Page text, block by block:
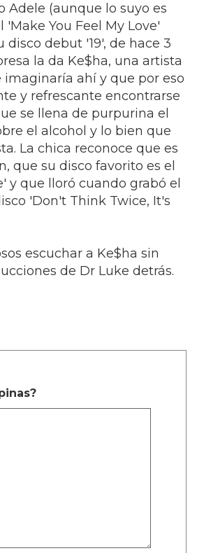
Adele (aunque lo suyo es
'Make You Feel My Love'
disco debut '19', de hace 3
la da Ke$ha, una artista
ahí y que por eso
y refrescante encontrarse
se llena de purpurina el
el alcohol y lo bien que
La chica reconoce que es
que su disco favorito es el
y que lloró cuando grabó el
'Don't Think Twice, It's
escuchar a Ke$ha sin
de Dr Luke detrás.